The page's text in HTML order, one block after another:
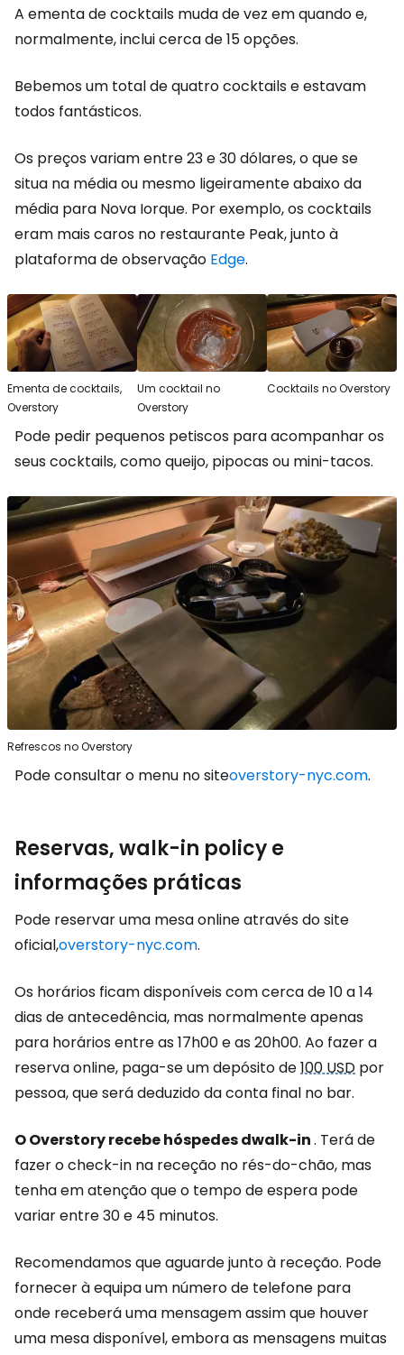
A ementa de cocktails muda de vez em quando e,
normalmente, inclui cerca de 15 opções.
Bebemos um total de quatro cocktails e estavam
todos fantásticos.
Os preços variam entre 23 e 30 dólares, o que se
situa na média ou mesmo ligeiramente abaixo da
média para Nova Iorque. Por exemplo, os cocktails
eram mais caros no restaurante Peak, junto à
plataforma de observação Edge.
Ementa de cocktails,
Overstory
Um cocktail no
Overstory
Cocktails no Overstory
Pode pedir pequenos petiscos para acompanhar os
seus cocktails, como queijo, pipocas ou mini-tacos.
Refrescos no Overstory
Pode consultar o menu no siteoverstory-nyc.com.
Reservas,walk-in policye
informações práticas
Pode reservar uma mesa online através do site
oficial,overstory-nyc.com.
Os horários ficam disponíveis com cerca de 10 a 14
dias de antecedência, mas normalmente apenas
para horários entre as 17h00 e as 20h00. Ao fazer a
reserva online, paga-se um depósito de100 USD por
pessoa, que será deduzido da conta final no bar.
O Overstory recebe hóspedes dwalk-in. Terá de
fazer o check-in na receção no rés-do-chão, mas
tenha em atenção que o tempo de espera pode
variar entre 30 e 45 minutos.
Recomendamos que aguarde junto à receção. Pode
fornecer à equipa um número de telefone para
onde receberá uma mensagem assim que houver
uma mesa disponível, embora as mensagens muitas